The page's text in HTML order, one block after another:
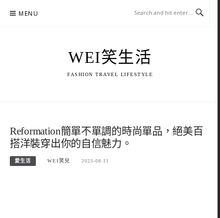
MENU
WEI笑生活
FASHION TRAVEL LIFESTYLE
Reformation簡單不單調的時尚單品，絕美百
搭洋裝穿出你的自信魅力。
愛生活 WEI笑兒 2023-08-11